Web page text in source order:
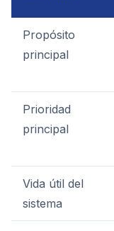
Propósito
principal
Prioridad
principal
Vida útil del
sistema